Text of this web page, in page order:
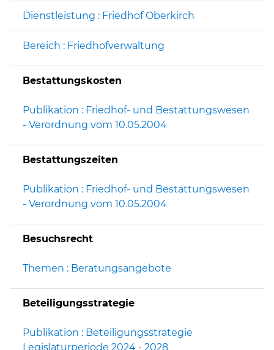
Dienstleistung : Friedhof Oberkirch
Bereich : Friedhofverwaltung
Bestattungskosten
Publikation : Friedhof- und Bestattungswesen
- Verordnung vom 10.05.2004
Bestattungszeiten
Publikation : Friedhof- und Bestattungswesen
- Verordnung vom 10.05.2004
Besuchsrecht
Themen : Beratungsangebote
Beteiligungsstrategie
Publikation : Beteiligungsstrategie
Legislaturperiode 2024 - 2028